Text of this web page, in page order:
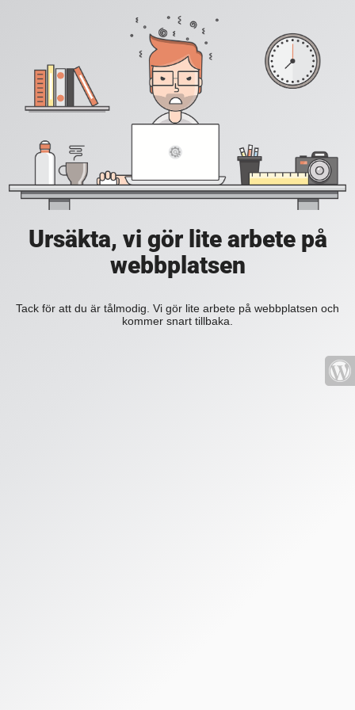
Ursäkta, vi gör lite arbete på
webbplatsen
Tack för att du är tålmodig. Vi gör lite arbete på webbplatsen och
kommer snart tillbaka.